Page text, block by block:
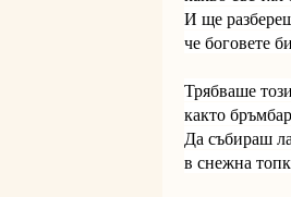
И ще
че боговете
Трябваше
както
Да събираш
в снежна